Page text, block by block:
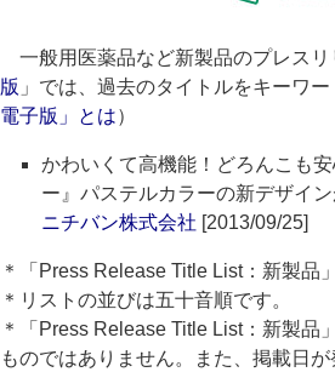
一般用医薬品など新製品のプレス
版 」では、過去のタイトルをキーワ
電子版」とは）
かわいくて高機能！どろんこも
ー』パステルカラーの新デザイ
ニチバン株式会社 [2013/09/25]
＊「Press Release Title List：新製品
＊リストの並びは五十音順です。
＊「Press Release Title List：新製
ものではありません。また、掲載日